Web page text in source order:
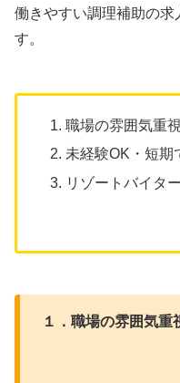
働きやすい調理補助の
す。
職場の雰囲気重
未経験OK・短期
リゾートバイタ
１．職場の雰囲気重